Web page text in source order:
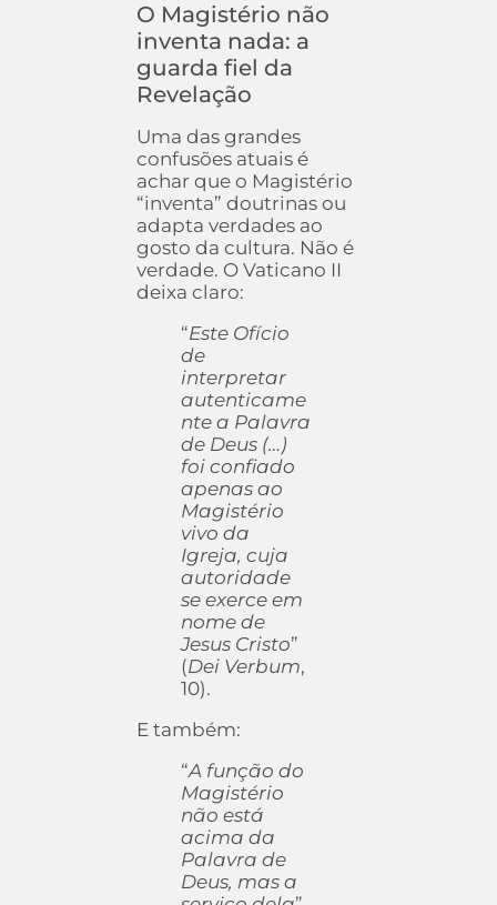
O Magistério não
inventa nada: a
guarda fiel da
Revelação
Uma das grandes
confusões atuais é
achar que o Magistério
“inventa” doutrinas ou
adapta verdades ao
gosto da cultura. Não é
verdade. O Vaticano II
deixa claro:
“Este Ofício
de
interpretar
autenticame
nte a Palavra
de Deus (…)
foi confiado
apenas ao
Magistério
vivo da
Igreja, cuja
autoridade
se exerce em
nome de
Jesus Cristo”
(Dei Verbum,
10).
E também:
“A função do
Magistério
não está
acima da
Palavra de
Deus, mas a